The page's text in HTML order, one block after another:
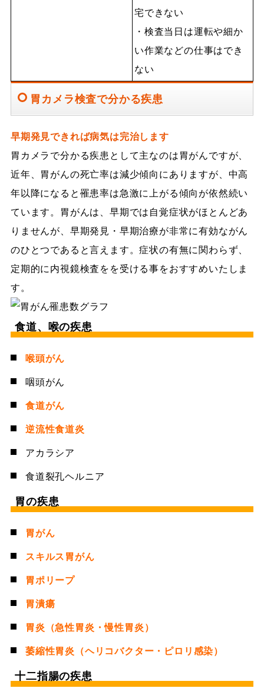
宅できない
・検査当日は運転や細か
い作業などの仕事はでき
ない
胃カメラ検査で分かる疾患
早期発見できれば病気は完治します
胃カメラで分かる疾患として主なのは胃がんですが、
近年、胃がんの死亡率は減少傾向にありますが、中高
年以降になると罹患率は急激に上がる傾向が依然続い
ています。胃がんは、早期では自覚症状がほとんどあ
りませんが、早期発見・早期治療が非常に有効ながん
のひとつであると言えます。症状の有無に関わらず、
定期的に内視鏡検査をを受ける事をおすすめいたしま
す。
食道、喉の疾患
喉頭がん
咽頭がん
食道がん
逆流性食道炎
アカラシア
食道裂孔ヘルニア
胃の疾患
胃がん
スキルス胃がん
胃ポリープ
胃潰瘍
胃炎（急性胃炎・慢性胃炎）
萎縮性胃炎（ヘリコバクター・ピロリ感染）
十二指腸の疾患